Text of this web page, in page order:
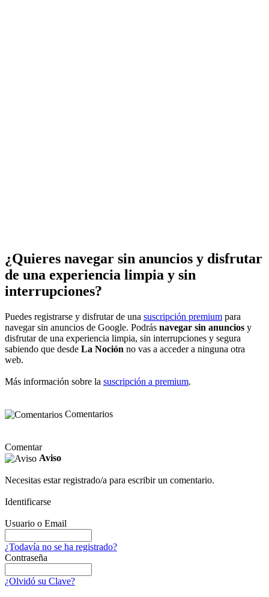
¿Quieres navegar sin anuncios y disfrutar
de una experiencia limpia y sin
interrupciones?
Puedes registrarse y disfrutar de una suscripción premium para
navegar sin anuncios de Google. Podrás navegar sin anuncios y
disfrutar de una experiencia limpia, sin interrupciones y segura
sabiendo que desde La Noción no vas a acceder a ninguna otra
web.
Más información sobre la suscripción a premium.
Comentarios
Comentar
Aviso
Necesitas estar registrado/a para escribir un comentario.
Identificarse
Usuario o Email
¿Todavía no se ha registrado?
Contraseña
¿Olvidó su Clave?